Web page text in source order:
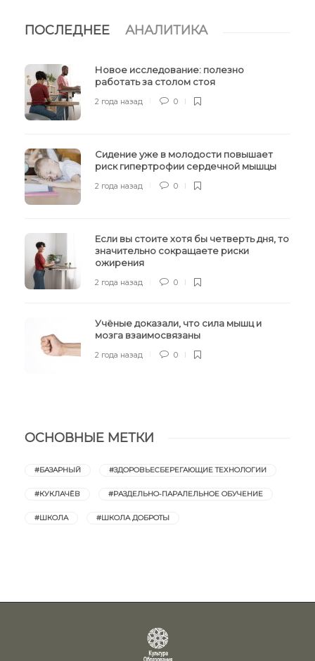
ПОСЛЕДНЕЕ АНАЛИТИКА
Новое исследование: полезно
работать за столом стоя
2 года назад 0
Сидение уже в молодости повышает
риск гипертрофии сердечной мышцы
2 года назад 0
Если вы стоите хотя бы четверть дня, то
значительно сокращаете риски
ожирения
2 года назад 0
Учёные доказали, что сила мышц и
мозга взаимосвязаны
2 года назад 0
ОСНОВНЫЕ МЕТКИ
#БАЗАРНЫЙ #ЗДОРОВЬЕСБЕРЕГАЮЩИЕ ТЕХНОЛОГИИ
#КУКЛАЧЁВ #РАЗДЕЛЬНО-ПАРАЛЕЛЬНОЕ ОБУЧЕНИЕ
#ШКОЛА #ШКОЛА ДОБРОТЫ